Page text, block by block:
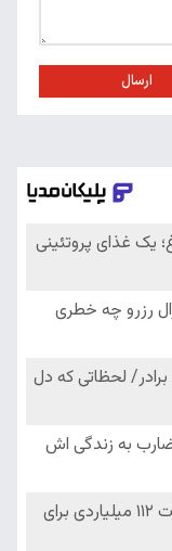
ارسال